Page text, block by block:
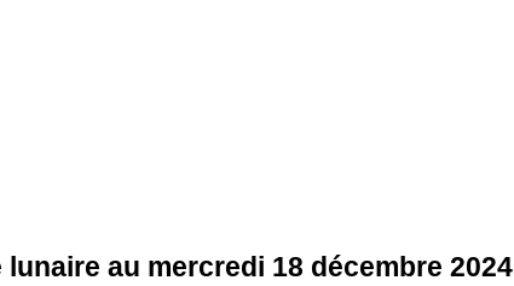
au mercredi 18 décembre 2024